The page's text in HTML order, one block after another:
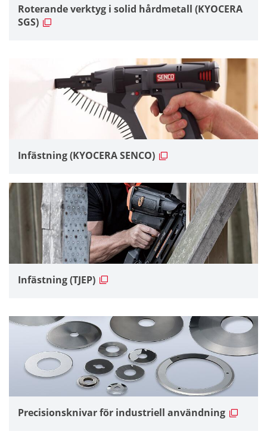
Roterande verktyg i solid hårdmetall (KYOCERA
SGS)
Infästning (KYOCERA SENCO)
Infästning (TJEP)
Precisionsknivar för industriell användning